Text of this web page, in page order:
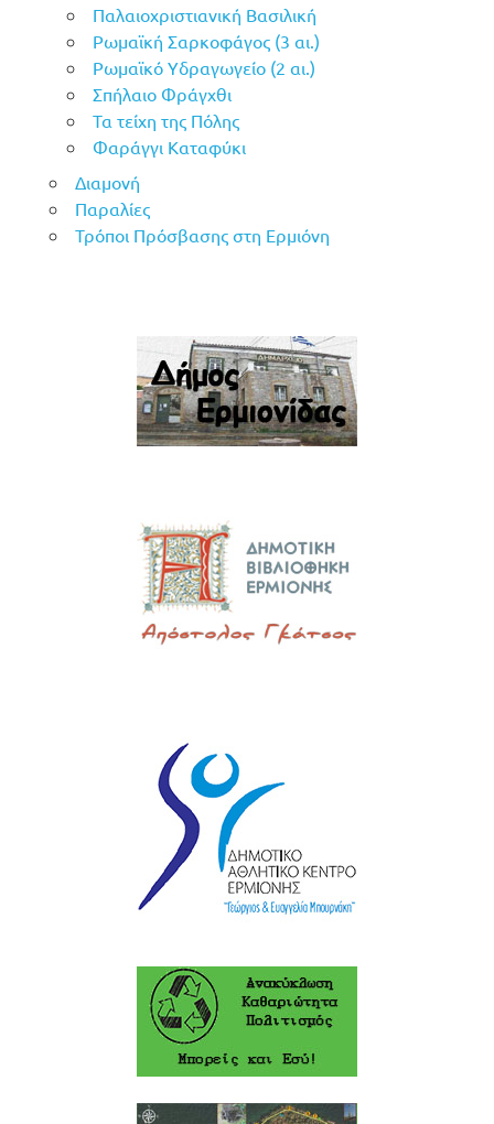
Παλαιοχριστιανική Βασιλική
Ρωμαϊκή Σαρκοφάγος (3 αι.)
Ρωμαϊκό Υδραγωγείο (2 αι.)
Σπήλαιο Φράγχθι
Τα τείχη της Πόλης
Φαράγγι Καταφύκι
Διαμονή
Παραλίες
Τρόποι Πρόσβασης στη Ερμιόνη